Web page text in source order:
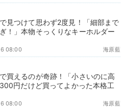
見つけて思わず2度見！「細部まで
！」本物そっくりなキーホルダー
海原藍
08:00
買えるのが奇跡！「小さいのに高
円だけど買ってよかった本格工
海原藍
08:00